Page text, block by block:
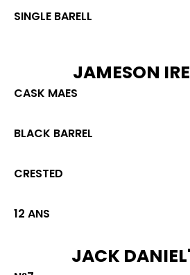
SINGLE BARELL
JAMESON
CASK MAES
BLACK BARREL
CRESTED
12 ANS
JACK